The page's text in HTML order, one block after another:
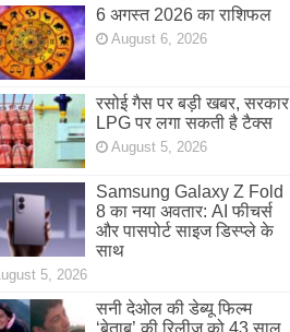
6 अगस्त 2026 का राशिफल
August 6, 2026
रसोई गैस पर बड़ी खबर, सरकार
LPG पर लगा सकती है टैक्स
August 5, 2026
Samsung Galaxy Z Fold
8 का नया अवतार: AI फीचर्स
और पासपोर्ट साइज डिस्प्ले के
साथ
5, 2026
सनी देओल की डेब्यू फिल्म